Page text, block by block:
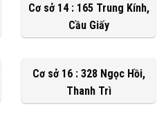
Cơ sở 14 : 165 Trung Kính,
Cầu Giấy
Cơ sở 16 : 328 Ngọc Hồi,
Thanh Trì